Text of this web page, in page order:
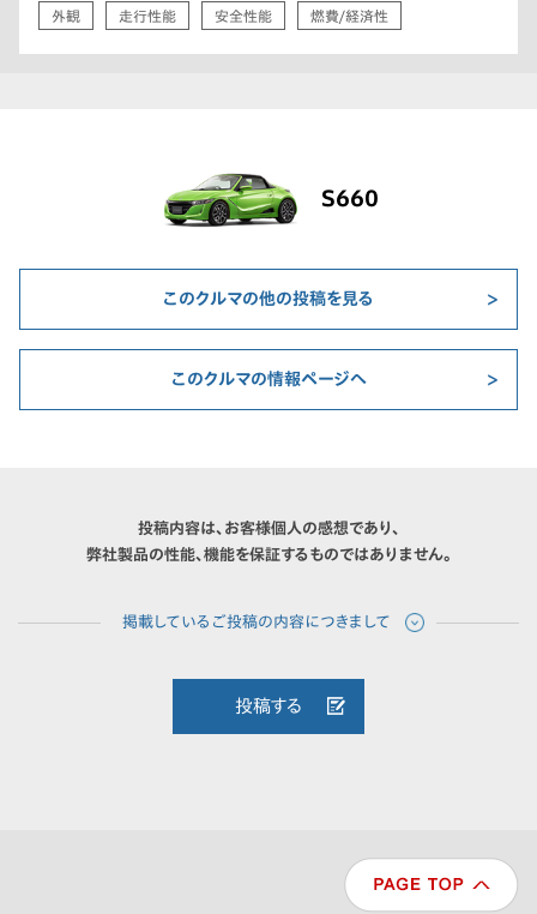
外観 走行性能 安全性能 燃費/経済性
S660
このクルマの他の投稿を見る
このクルマの情報ページへ
投稿内容は、お客様個人の感想であり、
弊社製品の性能、機能を保証するものではありません。
投稿する